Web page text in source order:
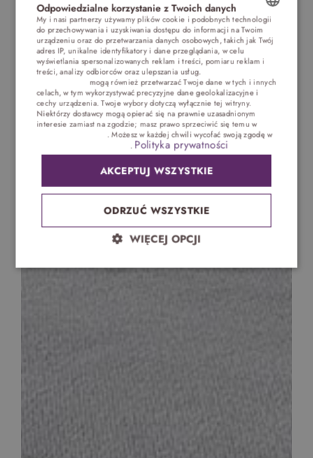
POLISH
ENGLISH
GERMAN
CZECH
Odpowiedzialne korzystanie z Twoich danych
My i nasi partnerzy używamy plików cookie i podobnych technologii
do przechowywania i uzyskiwania dostępu do informacji na Twoim
urządzeniu oraz do przetwarzania danych osobowych, takich jak Twój
adres IP, unikalne identyfikatory i dane przeglądania, w celu
wyświetlania spersonalizowanych reklam i treści, pomiaru reklam i
treści, analizy odbiorców oraz ulepszania usług.
mogą również przetwarzać Twoje dane w tych i innych
celach, w tym wykorzystywać precyzyjne dane geolokalizacyjne i
cechy urządzenia. Twoje wybory dotyczą wyłącznie tej witryny.
Niektórzy dostawcy mogą opierać się na prawnie uzasadnionym
interesie zamiast na zgodzie; masz prawo sprzeciwić się temu w
. Możesz w każdej chwili wycofać swoją zgodę w
. Polityka prywatności
AKCEPTUJ WSZYSTKIE
ODRZUĆ WSZYSTKIE
WIĘCEJ OPCJI